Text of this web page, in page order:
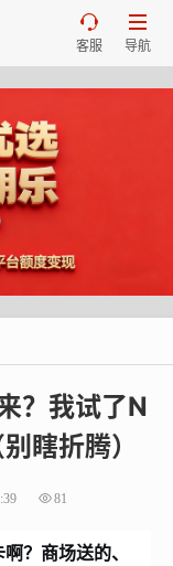

导航

客服
？我试了N
瞎折腾）
81
？商场送的、